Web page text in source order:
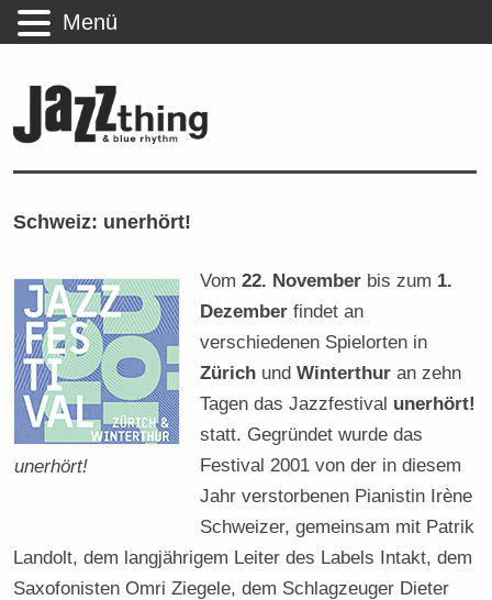
Schweiz: unerhört!
unerhört!
Vom22. November bis zum 1.
Dezember findet an
verschiedenen Spielorten in
Zürich undWinterthur an zehn
Tagen das Jazzfestival unerhört!
statt. Gegründet wurde das
Festival 2001 von der in diesem
Jahr verstorbenen Pianistin Irène
Schweizer, gemeinsam mit Patrik
Landolt, dem langjährigem Leiter des Labels Intakt, dem
Saxofonisten Omri Ziegele, dem Schlagzeuger Dieter
Menü